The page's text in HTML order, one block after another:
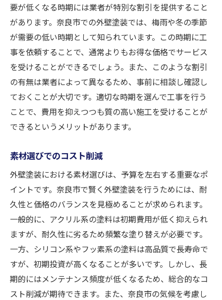
要が低くなる時期には業者が特別な割引を提供すること
があります。奈良市での外壁塗装では、梅雨や冬の季節
が需要の低い時期として知られています。この時期に工
事を依頼することで、通常よりもお得な価格でサービス
を受けることができるでしょう。また、このような割引
の有無は業者によって異なるため、事前に相談し確認し
ておくことが大切です。適切な時期を選んで工事を行う
ことで、費用を抑えつつも質の高い施工を受けることが
できるというメリットがあります。
素材選びでのコスト削減
外壁塗装における素材選びは、予算を左右する重要なポ
イントです。奈良市で賢く外壁塗装を行うためには、耐
久性と価格のバランスを見極めることが求められます。
一般的に、アクリル系の塗料は初期費用が低く抑えられ
ますが、耐久性に劣るため頻繁な塗り替えが必要です。
一方、シリコン系やフッ素系の塗料は高品質で長寿命で
すが、初期投資が高くなることが多いです。しかし、長
期的にはメンテナンス頻度が低くなるため、総合的なコ
スト削減が期待できます。また、奈良市の気候を考慮し